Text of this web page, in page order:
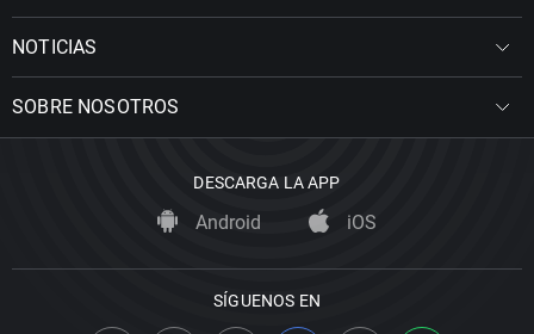
NOTICIAS
SOBRE NOSOTROS
DESCARGA LA APP
Android iOS
SÍGUENOS EN